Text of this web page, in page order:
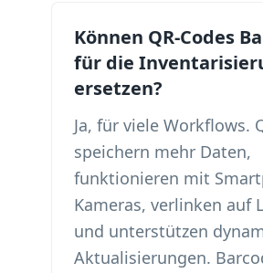
Können QR-Codes
für die
ersetzen?
Ja, für viele Workflows.
speichern mehr Daten,
funktionieren mit
Kameras, verlinken auf
und unterstützen
Aktualisierungen.